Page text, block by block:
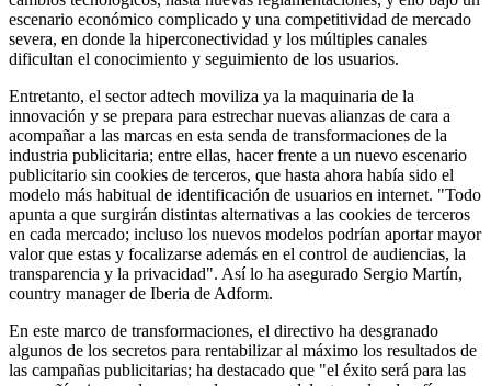
escenario económico complicado y una competitividad de mercado
severa, en donde la hiperconectividad y los múltiples canales
dificultan el conocimiento y seguimiento de los usuarios.
Entretanto, el sector adtech moviliza ya la maquinaria de la
innovación y se prepara para estrechar nuevas alianzas de cara a
acompañar a las marcas en esta senda de transformaciones de la
industria publicitaria; entre ellas, hacer frente a un nuevo escenario
publicitario sin cookies de terceros, que hasta ahora había sido el
modelo más habitual de identificación de usuarios en internet. "Todo
apunta a que surgirán distintas alternativas a las cookies de terceros
en cada mercado; incluso los nuevos modelos podrían aportar mayor
valor que estas y focalizarse además en el control de audiencias, la
transparencia y la privacidad". Así lo ha asegurado Sergio Martín,
country manager de Iberia de Adform.
En este marco de transformaciones, el directivo ha desgranado
algunos de los secretos para rentabilizar al máximo los resultados de
las campañas publicitarias; ha destacado que "el éxito será para las